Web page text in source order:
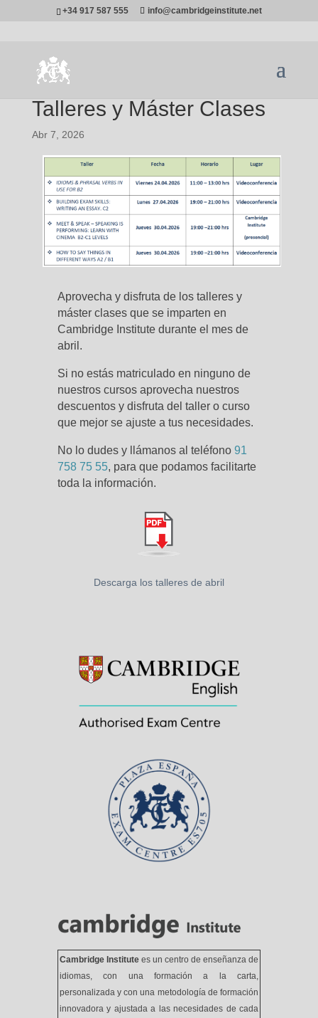
+34 917 587 555 info@cambridgeinstitute.net
Talleres y Máster Clases
Abr 7, 2026
Aprovecha y disfruta de los talleres y
máster clases que se imparten en
Cambridge Institute durante el mes de
abril.
Si no estás matriculado en ninguno de
nuestros cursos aprovecha nuestros
descuentos y disfruta del taller o curso
que mejor se ajuste a tus necesidades.
No lo dudes y llámanos al teléfono 91
758 75 55, para que podamos facilitarte
toda la información.
Descarga los talleres de abril
Cambridge Institutees un centro de enseñanza de
idiomas, con una formación a la carta,
personalizada y con una metodología de formación
innovadora y ajustada a las necesidades de cada